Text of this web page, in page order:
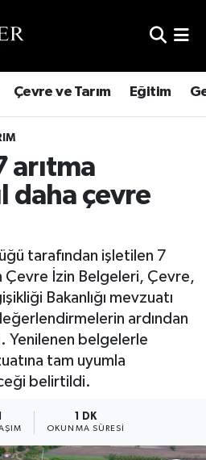
Çevre ve Tarım Eğitim
arıtma
daha çevre
tarafından işletilen 7
Çevre İzin Belgeleri, Çevre,
Bakanlığı mevzuatı
ardından
Yenilenen belgelerle
tam uyumla
belirtildi.
1 DK
OKUNMA SÜRESI
ve Fikstür